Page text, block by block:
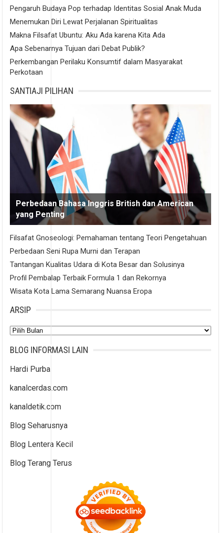
Pengaruh Budaya Pop terhadap Identitas Sosial Anak Muda
Menemukan Diri Lewat Perjalanan Spiritualitas
Makna Filsafat Ubuntu: Aku Ada karena Kita Ada
Apa Sebenarnya Tujuan dari Debat Publik?
Perkembangan Perilaku Konsumtif dalam Masyarakat
Perkotaan
SANTIAJI PILIHAN
Perbedaan Bahasa Inggris British dan American
yang Penting
Filsafat Gnoseologi: Pemahaman tentang Teori Pengetahuan
Perbedaan Seni Rupa Murni dan Terapan
Tantangan Kualitas Udara di Kota Besar dan Solusinya
Profil Pembalap Terbaik Formula 1 dan Rekornya
Wisata Kota Lama Semarang Nuansa Eropa
ARSIP
Arsip
BLOG INFORMASI LAIN
Hardi Purba
kanalcerdas.com
kanaldetik.com
Blog Seharusnya
Blog Lentera Kecil
Blog Terang Terus